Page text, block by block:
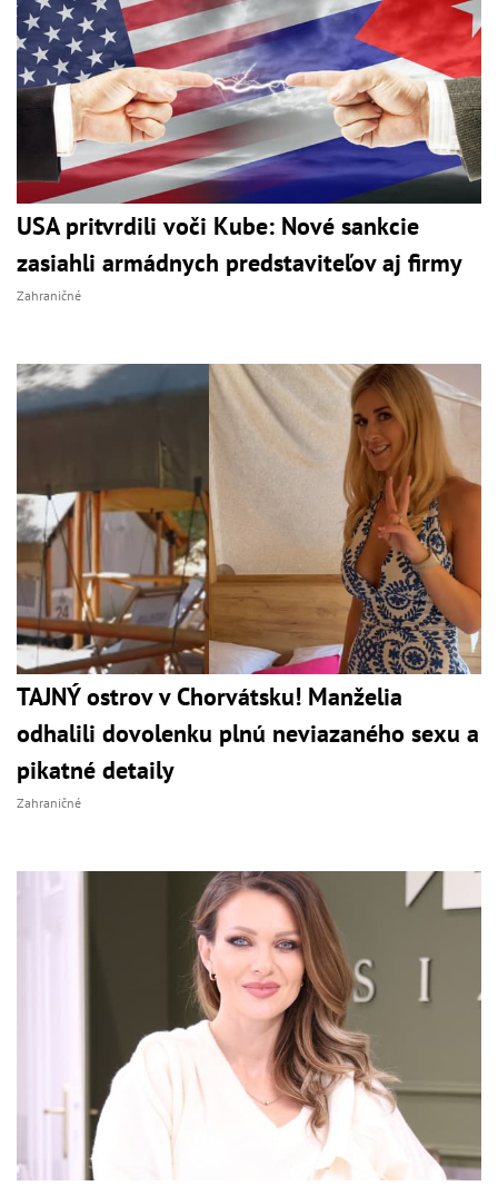
USA pritvrdili voči Kube: Nové sankcie
zasiahli armádnych predstaviteľov aj firmy
Zahraničné
TAJNÝ ostrov v Chorvátsku! Manželia
odhalili dovolenku plnú neviazaného sexu a
pikatné detaily
Zahraničné